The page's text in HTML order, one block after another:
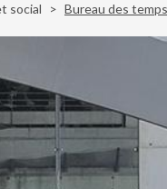
social Bureau des temps